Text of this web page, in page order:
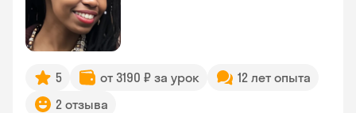
5 от 3190 ₽ за урок
12 лет опыта
2 отзыва